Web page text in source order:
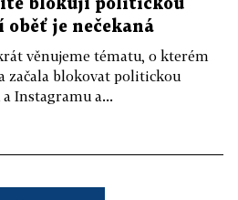
blokují politickou
oběť je nečekaná
věnujeme tématu, o kterém
začala blokovat politickou
Instagramu a...